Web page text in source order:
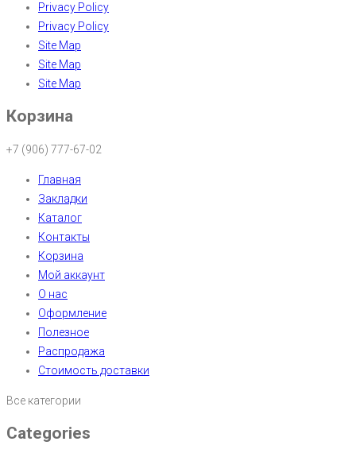
Privacy Policy
Privacy Policy
Site Map
Site Map
Site Map
Корзина
+7 (906) 777-67-02
Главная
Закладки
Каталог
Контакты
Корзина
Мой аккаунт
О нас
Оформление
Полезное
Распродажа
Стоимость доставки
Все категории
Categories